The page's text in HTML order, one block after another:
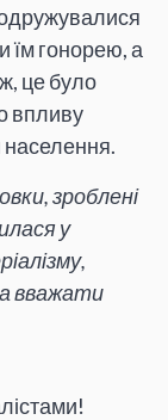
їм гонорею, а
це було
впливу
населення.
зроблені
у
вважати